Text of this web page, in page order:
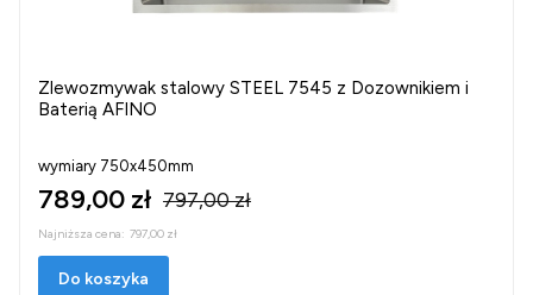
Zlewozmywak stalowy STEEL 7545 z Dozownikiem i
Baterią AFINO
wymiary 750x450mm
789,00 zł 797,00 zł
Najniższa cena: 797,00 zł
Do koszyka